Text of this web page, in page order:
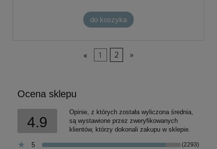
do koszyka
« 1 2 »
Ocena sklepu
4.9
Opinie, z których została wyliczona średnia,
są wystawione przez zweryfikowanych
klientów, którzy dokonali zakupu w sklepie.
5 (2293)